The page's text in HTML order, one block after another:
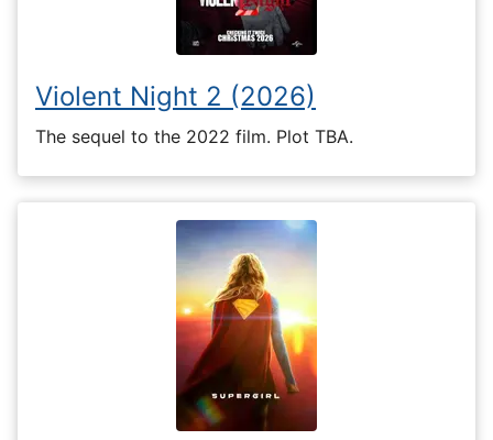
Violent Night 2 (2026)
The sequel to the 2022 film. Plot TBA.